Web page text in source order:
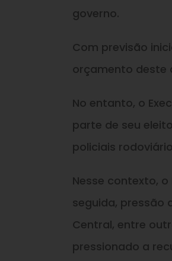
governo.
Com previsão
orçamento deste
No entanto, o
parte de seu
policiais
Nesse contexto,
seguida, pressão
Central, entre
pressionado a